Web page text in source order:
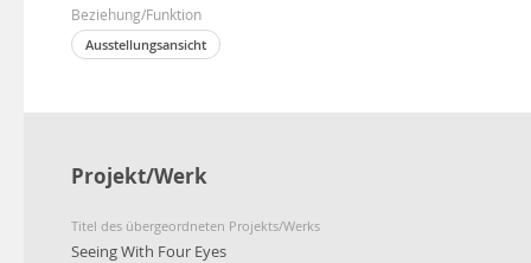
Beziehung/Funktion
Ausstellungsansicht
Projekt/Werk
Titel des übergeordneten Projekts/Werks
Seeing With Four Eyes